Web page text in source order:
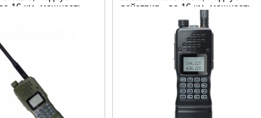
16 км, мощность
9 Вт, количество
каналов, Стандарт
UHF, Назначение -
Оснащение -
Диапазон
108 МГц (радио-
2. 136-147 МГц, 3.
Количество раций -
- 450 х 64 х 40 мм,
Цвет - хаки
действия - до 16 км, мощность
приемника - 9 Вт, количество
каналов - 128 каналов, Стандарт
частот - VHF/UHF, Назначение -
портативные, Оснащение -
дисплей, аккумулятор, Диапазон
частот - 1. 65-108 МГц (радио-
приемник FM), 2. 136-147 МГц, 3.
400-520 МГц, Количество раций -
1 шт, Размеры - 450 х 64 х 40 мм,
Вес - 536 г, Цвет - черный